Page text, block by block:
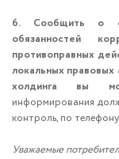
6.
Сообщить о
обязанностей
противоправных
локальных правовых
холдинга вы
информирования
контроль, по телефону
Уважаемые